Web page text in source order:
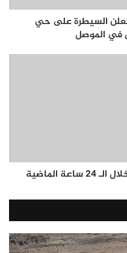
تُعلن السيطرة على حي
في الموصل
الماضية